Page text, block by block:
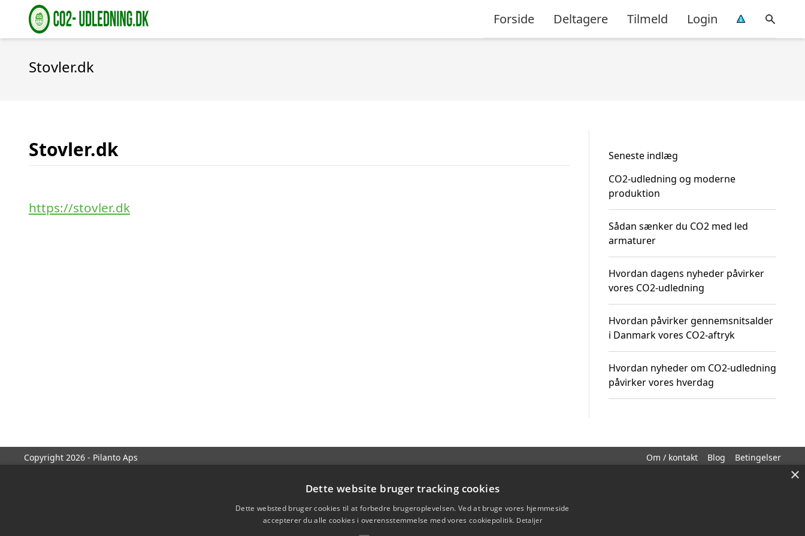
Forside Deltagere Tilmeld Login
Stovler.dk
Stovler.dk
https://stovler.dk
Seneste indlæg
CO2-udledning og moderne
produktion
Sådan sænker du CO2 med led
armaturer
Hvordan dagens nyheder påvirker
vores CO2-udledning
Hvordan påvirker gennemsnitsalder
i Danmark vores CO2-aftryk
Hvordan nyheder om CO2-udledning
påvirker vores hverdag
Copyright 2026 - Pilanto Aps Om / kontakt Blog Betingelser
×
Dette website bruger tracking cookies
Dette websted bruger cookies til at forbedre brugeroplevelsen. Ved at bruge vores hjemmeside
accepterer du alle cookies i overensstemmelse med vores cookiepolitik. Detaljer